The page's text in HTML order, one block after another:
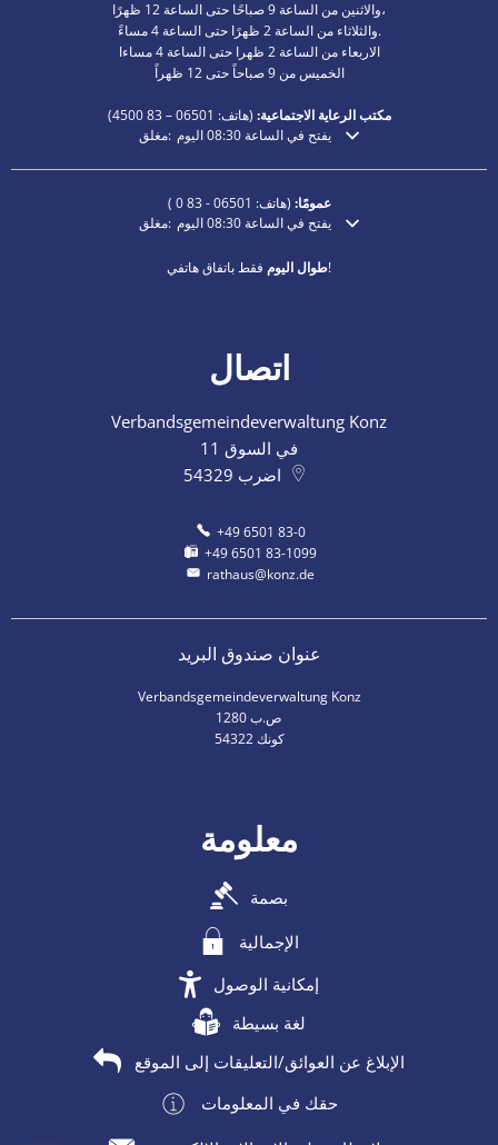
والاثنين من الساعة 9 صباحًا حتى الساعة 12 ظهرًا،
والثلاثاء من الساعة 2 ظهرًا حتى الساعة 4 مساءً.
الاربعاء من الساعة 2 ظهرا حتى الساعة 4 مساءا
الخميس من 9 صباحاً حتى 12 ظهراً
مكتب الرعاية الاجتماعية: (هاتف:
4500)
انقر لإخفاء أوقات الفتح أو الإغلاق الإضافية
مغلق: يفتح في الساعة 08:30 اليوم
عمومًا: (هاتف:
)
انقر لإخفاء أوقات الفتح أو الإغلاق الإضافية
مغلق: يفتح في الساعة 08:30 اليوم
طوال اليومفقط باتفاق هاتفي!
اتصال
Verbandsgemeindeverwaltung Konz
في السوق 11
54329 اضرب
+49 6501 83-0
+49 6501 83-1099
rathaus@konz.de
عنوان صندوق البريد
Verbandsgemeindeverwaltung Konz
ص.ب 1280
54322 كونك
معلومة
بصمة
الإجمالية
إمكانية الوصول
لغة بسيطة
الإبلاغ عن العوائق/التعليقات إلى الموقع
حقك في المعلومات